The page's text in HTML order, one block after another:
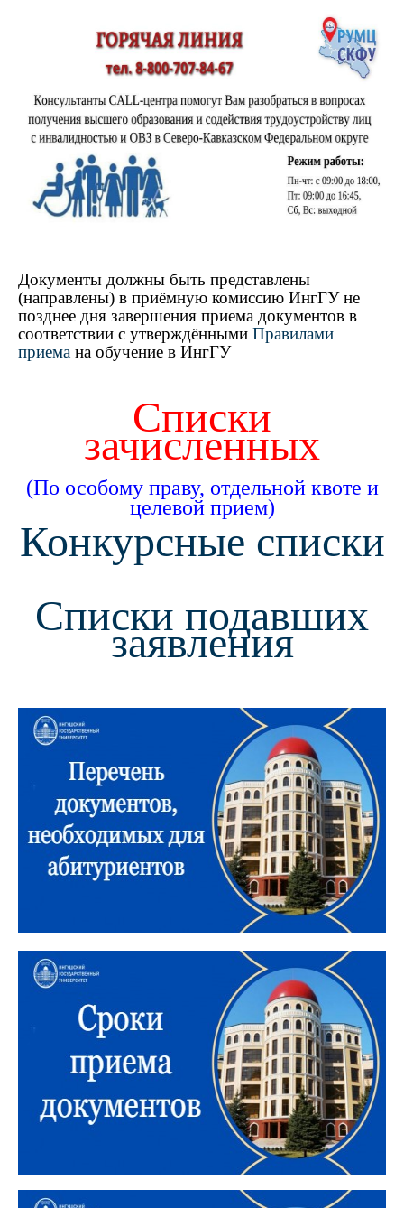
Документы должны быть представлены
(направлены) в приёмную комиссию ИнгГУ не
позднее дня завершения приема документов в
соответствии с утверждёнными Правилами
приема на обучение в ИнгГУ
Списки
зачисленных
(По особому праву, отдельной квоте и
целевой прием)
Конкурсные списки
Списки подавших
заявления